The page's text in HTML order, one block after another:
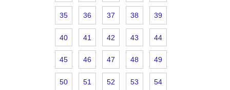
35 36 37 38 39
40 41 42 43 44
45 46 47 48 49
50 51 52 53 54